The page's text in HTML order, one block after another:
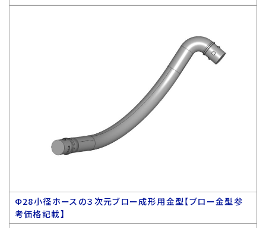
Ф28小径ホースの３次元ブロー成形用金型【ブロー金型参
考価格記載】